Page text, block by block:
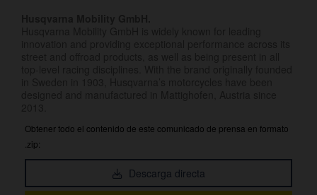
Obtener todo el contenido de este comunicado de prensa en formato
.zip:
Descarga directa